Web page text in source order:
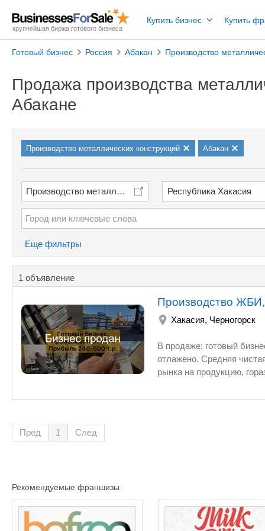
крупнейшая биржа готового бизнеса
Купить бизнес Купить
Готовый бизнес Россия Абакан Производство
Продажа производства
Абакане
Производство металлических конструкций Абакан
Производство металлических конструкцийРеспублика Хакасия
Еще фильтры
1 объявление
Производство ЖБИ,
Хакасия, Черногорск
В продаже: готовый бизнес
отлажено. Средняя чистая прибыль 340-600 т.р./месяц. Можно кратно увеличить, т.к. спрос
рынка на продукцию, гораздо выше предложения. ?
работает более 5 лет. База постоянных
арендодатель. 7) 1+ месяц сопровождения от собственника. 8) Производство находится на
въезде в город Черногорск.через с.
строительные магазины, хорошая локация. Рядом
Пред 1 След
Рекомендуемые франшизы